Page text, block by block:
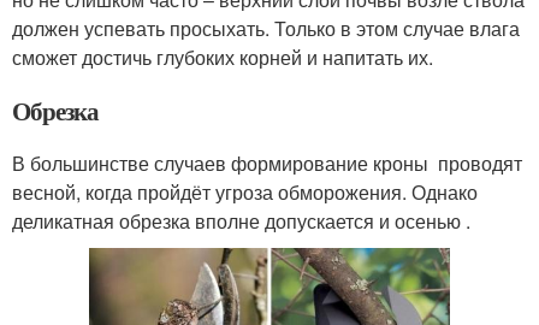
должен успевать просыхать. Только в этом случае влага
сможет достичь глубоких корней и напитать их.
Обрезка
В большинстве случаев формирование кроны проводят
весной, когда пройдёт угроза обморожения. Однако
деликатная обрезка вполне допускается и осенью .